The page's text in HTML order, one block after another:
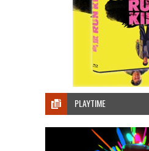
PLAYTIME